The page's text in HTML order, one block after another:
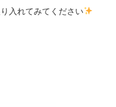
入れてみてください